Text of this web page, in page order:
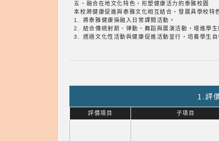
五、融合在地文化特色，形塑健康活力的泰雅校園
本校將健康促進與泰雅文化相互結合，發展具學校特
1. 將泰雅健康操融入日常課間活動。
2. 結合傳統射箭、律動、舞蹈與展演活動，增進學
3. 透過文化性活動與健康促進活動並行，培養學生
1.評
評價項目 子項目